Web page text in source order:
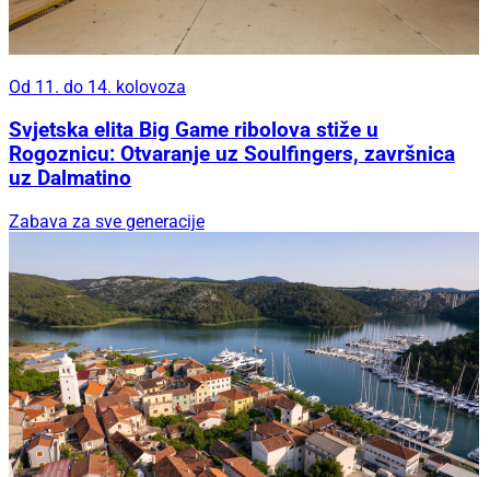
Od 11. do 14. kolovoza
Rogoznicu: Otvaranje uz Soulfingers, završnica
uz Dalmatino
Zabava za sve generacije
Zabava za sve generacije